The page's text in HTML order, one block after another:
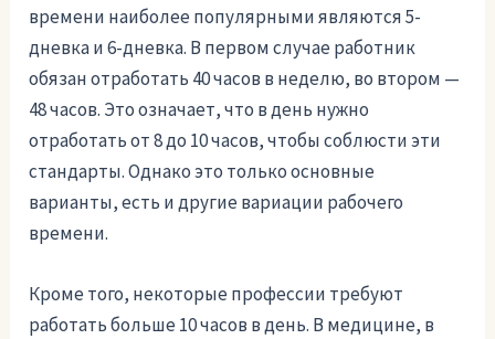
времени наиболее популярными являются 5-
дневка и 6-дневка. В первом случае работник
обязан отработать 40 часов в неделю, во втором —
48 часов. Это означает, что в день нужно
отработать от 8 до 10 часов, чтобы соблюсти эти
стандарты. Однако это только основные
варианты, есть и другие вариации рабочего
времени.
Кроме того, некоторые профессии требуют
работать больше 10 часов в день. В медицине, в